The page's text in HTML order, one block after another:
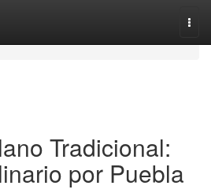
Tradicional:
por Puebla